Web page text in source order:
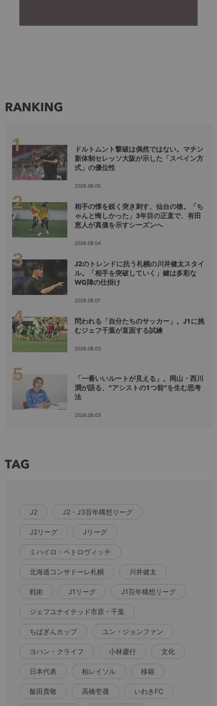
RANKING
ドルトムント撃破は偶然ではない。マチン
新体制セレッソ大阪が示した「スペイン方
式」の優位性
2026.08.05
相手の懐を鋭く突き刺す、仙台の槍。「ち
ゃんと悔しかった」3年目の正直で、有田
恵人が真価を示すシーズンへ
2026.08.04
J2のトレンドに抗う札幌の川井健太スタイ
ル。「相手を突破していく」鍵は多彩な
WG陣の仕掛け
2026.08.07
問われる「自分たちのサッカー」。J1に挑
むジェフ千葉が直面する試練
2026.08.03
「一番いいルートが見える」。岡山・西川
潤が語る、“アシストの1つ前”を生む思考
法
2026.08.03
TAG
J2 J2・J3百年構想リーグ
J2リーグ Jリーグ
ミハイロ・ペトロヴィッチ
北海道コンサドーレ札幌 川井健太
戦術 J1リーグ J1百年構想リーグ
ジェフユナイテッド市原・千葉
ちばぎんカップ ユン・ジョンファン
ヨハン・クライフ 小林慶行 文化
日本代表 柏レイソル 移籍
飯田貴敬 高橋壱晟 いわきFC